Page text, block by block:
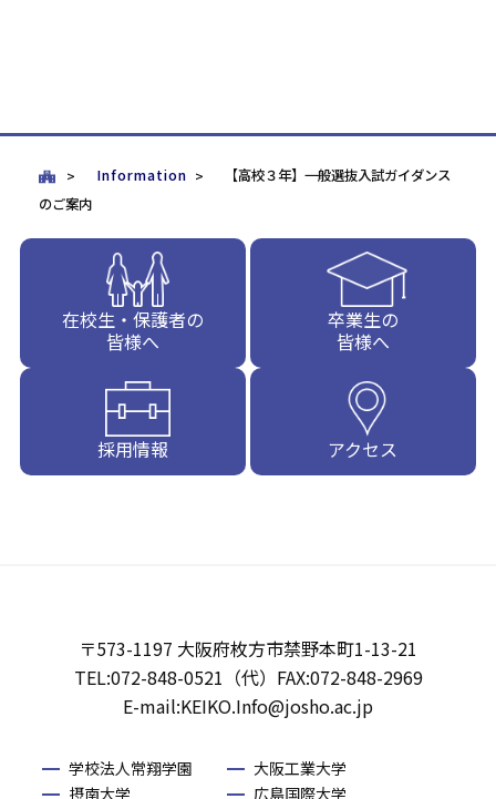
Information
【高校３年】一般選抜入試ガイダンス
のご案内
在校生・保護者の
皆様へ
卒業生の
皆様へ
採用情報 アクセス
〒573-1197 大阪府枚方市禁野本町1-13-21
TEL:072-848-0521（代）FAX:072-848-2969
E-mail:KEIKO.Info@josho.ac.jp
学校法人常翔学園
大阪工業大学
摂南大学
広島国際大学